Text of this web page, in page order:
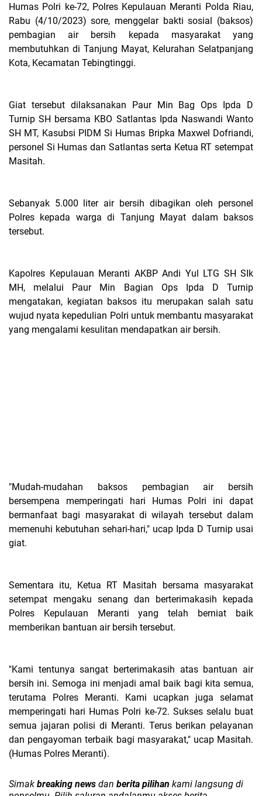
Humas Polri ke-72, Polres Kepulauan Meranti Polda Riau,
Rabu (4/10/2023) sore, menggelar bakti sosial (baksos)
pembagian air bersih kepada masyarakat yang
membutuhkan di Tanjung Mayat, Kelurahan Selatpanjang
Kota, Kecamatan Tebingtinggi.
Giat tersebut dilaksanakan Paur Min Bag Ops Ipda D
Turnip SH bersama KBO Satlantas Ipda Naswandi Wanto
SH MT, Kasubsi PIDM Si Humas Bripka Maxwel Dofriandi,
personel Si Humas dan Satlantas serta Ketua RT setempat
Masitah.
Sebanyak 5.000 liter air bersih dibagikan oleh personel
Polres kepada warga di Tanjung Mayat dalam baksos
tersebut.
Kapolres Kepulauan Meranti AKBP Andi Yul LTG SH SIk
MH, melalui Paur Min Bagian Ops Ipda D Turnip
mengatakan, kegiatan baksos itu merupakan salah satu
wujud nyata kepedulian Polri untuk membantu masyarakat
yang mengalami kesulitan mendapatkan air bersih.
"Mudah-mudahan baksos pembagian air bersih
bersempena memperingati hari Humas Polri ini dapat
bermanfaat bagi masyarakat di wilayah tersebut dalam
memenuhi kebutuhan sehari-hari," ucap Ipda D Turnip usai
giat.
Sementara itu, Ketua RT Masitah bersama masyarakat
setempat mengaku senang dan berterimakasih kepada
Polres Kepulauan Meranti yang telah berniat baik
memberikan bantuan air bersih tersebut.
"Kami tentunya sangat berterimakasih atas bantuan air
bersih ini. Semoga ini menjadi amal baik bagi kita semua,
terutama Polres Meranti. Kami ucapkan juga selamat
memperingati hari Humas Polri ke-72. Sukses selalu buat
semua jajaran polisi di Meranti. Terus berikan pelayanan
dan pengayoman terbaik bagi masyarakat," ucap Masitah.
(Humas Polres Meranti).
Simak breaking news dan berita pilihan kami langsung di